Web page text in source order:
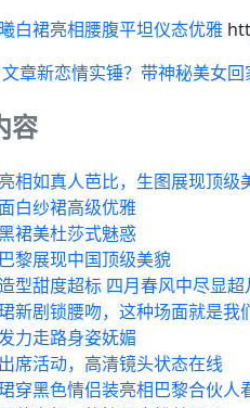
白裙亮相腰腹平坦仪态优雅
文章新恋情实锤？带神秘美女回
容
相如真人芭比，生图展现顶级
白纱裙高级优雅
裙美杜莎式魅惑
黎展现中国顶级美貌
型甜度超标 四月春风中尽显超
新剧锁腰吻，这种场面就是我
力走路身姿妩媚
席活动，高清镜头状态在线
穿黑色情侣装亮相巴黎合伙人